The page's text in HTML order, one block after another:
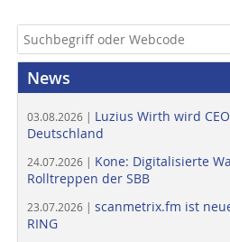
News
03.08.2026 | Luzius Wirth wird
Deutschland
24.07.2026 | Kone: Digitalisierte
Rolltreppen der SBB
23.07.2026 | scanmetrix.fm ist
RING